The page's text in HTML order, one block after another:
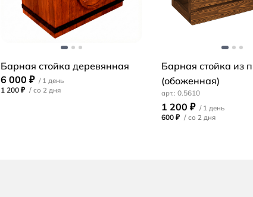
Барная стойка деревянная
6 000 ₽
1 200 ₽ /
Барная стойка из
(обоженная)
0.5610
1 200 ₽
600 ₽ /